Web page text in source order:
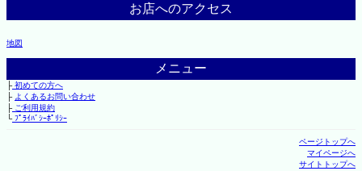
お店へのアクセス
地図
メニュー
├初めての方へ
├ よくあるお問い合わせ
├ご利用規約
└ﾌﾟﾗｲﾊﾞｼｰﾎﾟﾘｼｰ
ページトップへ
マイページへ
サイトトップへ